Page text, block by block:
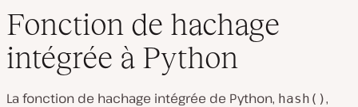
Fonction de hachage
intégrée à Python
La fonction de hachage intégrée de Python, hash(),